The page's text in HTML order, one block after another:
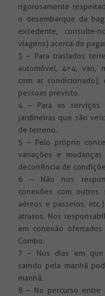
rigorosamente
o desembarque da
excedente,
viagens) acerca do
3 – Para traslados
automóvel, 4×4, van,
com ar
pessoas previsto.
4 – Para os serviços
jardineiras que são
de terreno.
5 – Pelo próprio
variações e
decorrência de
6 – Não nos
conexões com outros
aéreos e passeios,
atrasos. Nos
em conexão
Combo.
7 – Nos dias em que
saindo pela manhã
manhã.
8 – No percurso entre